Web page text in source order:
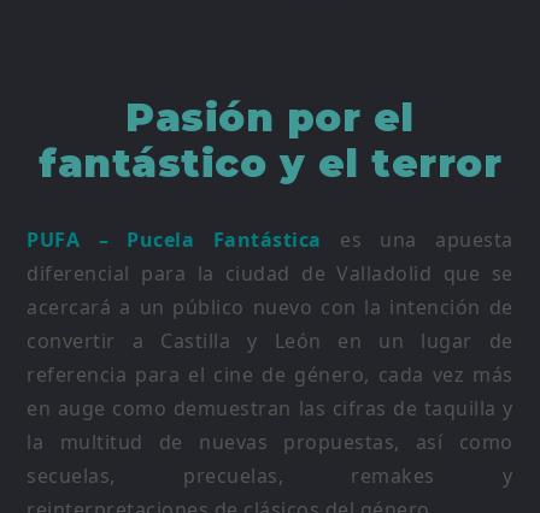
Pasión por el
fantástico y el terror
PUFA – Pucela Fantástica es una apuesta
diferencial para la ciudad de Valladolid que se
acercará a un público nuevo con la intención de
convertir a Castilla y León en un lugar de
referencia para el cine de género, cada vez más
en auge como demuestran las cifras de taquilla y
la multitud de nuevas propuestas, así como
secuelas, precuelas, remakes y